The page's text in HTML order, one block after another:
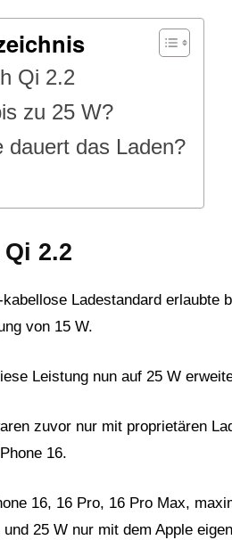
Qi 2.2
zu 25 W?
dauert das Laden?
2.2
Ladestandard erlaubte
von 15 W.
Leistung nun auf 25 W
zuvor nur mit proprietären
16.
16, 16 Pro, 16 Pro Max,
und 25 W nur mit dem Apple